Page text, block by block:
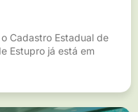
Cadastro Estadual de
Estupro já está em